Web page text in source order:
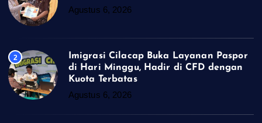
Agustus 6, 2026
2
Imigrasi Cilacap Buka Layanan Paspor
di Hari Minggu, Hadir di CFD dengan
Kuota Terbatas
Agustus 6, 2026